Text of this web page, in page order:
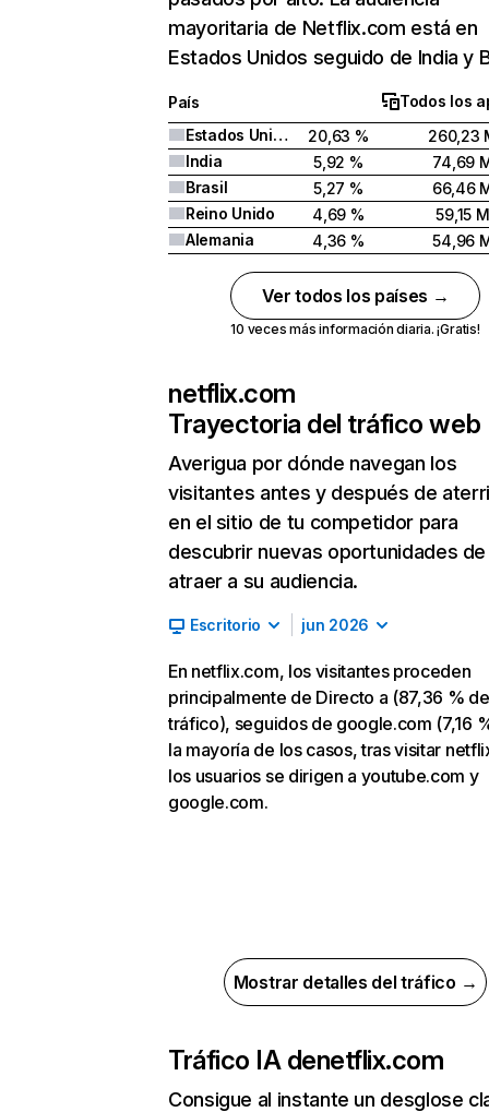
mayoritaria de Netflix.com está en
Estados Unidos seguido de India y
País
Todos los
Estados Unidos
20,63 %
260,23
India
5,92 %
74,69
Brasil
5,27 %
66,46
Reino Unido
4,69 %
59,15 M
Alemania
4,36 % 54,96
Ver todos los países →
10 veces más información diaria. ¡Gratis!
netflix.com
Trayectoria del tráfico web
Averigua por dónde navegan los
visitantes antes y después de
en el sitio de tu competidor para
descubrir nuevas oportunidades de
atraer a su audiencia.
Escritorio jun 2026
En netflix.com, los visitantes proceden
principalmente de Directo a (87,36 % de
tráfico), seguidos de google.com (7,16
la mayoría de los casos, tras visitar
los usuarios se dirigen a youtube.com y
google.com.
Mostrar detalles del tráfico →
Tráfico IA denetflix.com
Consigue al instante un desglose